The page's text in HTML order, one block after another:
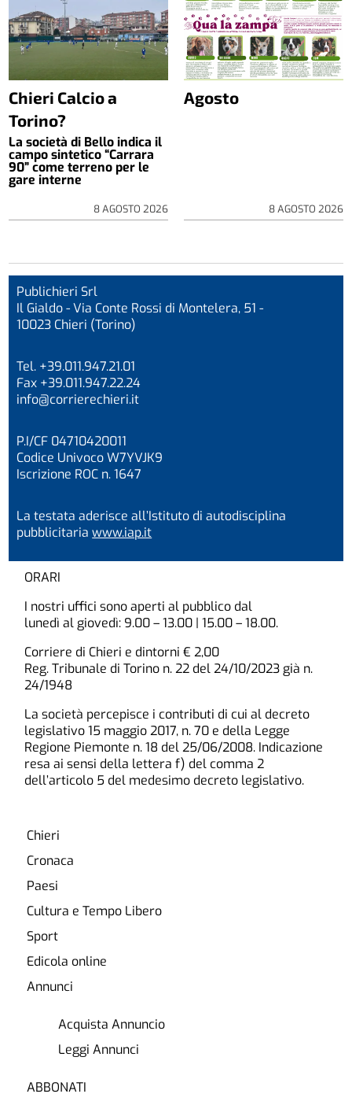
Chieri Calcio a
Torino?
La società di Bello indica il
campo sintetico “Carrara
90” come terreno per le
gare interne
8 AGOSTO 2026
Agosto
8 AGOSTO 2026
Publichieri Srl
Il Gialdo - Via Conte Rossi di Montelera, 51 -
10023 Chieri (Torino)
Tel. +39.011.947.21.01
Fax +39.011.947.22.24
info@corrierechieri.it
P.I/CF 04710420011
Codice Univoco W7YVJK9
Iscrizione ROC n. 1647
La testata aderisce all’Istituto di autodisciplina
pubblicitariawww.iap.it
ORARI
I nostri uffici sono aperti al pubblico dal
lunedì al giovedì: 9.00 – 13.00 | 15.00 – 18.00.
Corriere di Chieri e dintorni € 2,00
Reg. Tribunale di Torino n. 22 del 24/10/2023 già n.
24/1948
La società percepisce i contributi di cui al decreto
legislativo 15 maggio 2017, n. 70 e della Legge
Regione Piemonte n. 18 del 25/06/2008. Indicazione
resa ai sensi della lettera f) del comma 2
dell’articolo 5 del medesimo decreto legislativo.
Chieri
Cronaca
Paesi
Cultura e Tempo Libero
Sport
Edicola online
Annunci
Acquista Annuncio
Leggi Annunci
ABBONATI